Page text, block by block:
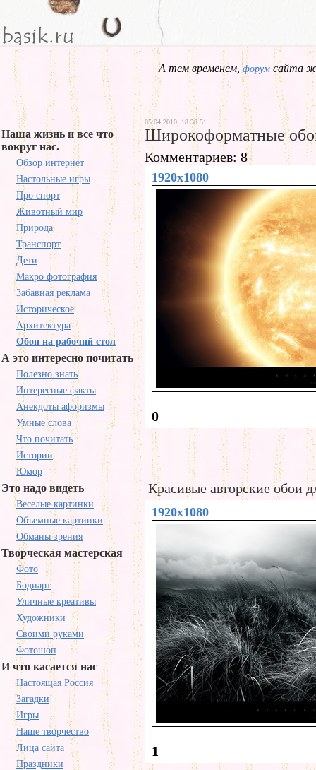
А тем временем,форум сайта
Наша жизнь и все что
вокруг нас.
Обзор интернет
Настольные игры
Про спорт
Животный мир
Природа
Транспорт
Дети
Макро фотография
Забавная реклама
Историческое
Архитектура
Обои на рабочий стол
А это интересно почитать
Полезно знать
Интересные факты
Анекдоты афоризмы
Умные слова
Что почитать
Истории
Юмор
Это надо видеть
Веселые картинки
Объемные картинки
Обманы зрения
Творческая мастерская
Фото
Бодиарт
Уличные креативы
Художники
Своими руками
Фотошоп
И что касается нас
Настоящая Россия
Загадки
Игры
Наше творчество
Лица сайта
Праздники
05.04.2010, 18.38.51
Широкоформатные
Комментариев: 8
1920x1080
0
Красивые авторские обои
1920x1080
1